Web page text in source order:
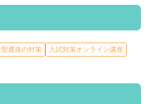
型選抜の対策
入試対策オンライン講座